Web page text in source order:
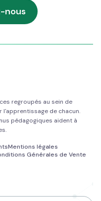
nous
regroupés au sein de
de chacun.
pédagogiques aident à
Mentions légales
Générales de Vente